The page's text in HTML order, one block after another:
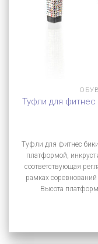
Туфли для фитнес
Туфли для фитнес
платформой,
соответствующая
рамках
Высота